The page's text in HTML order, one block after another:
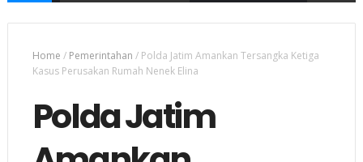
Home / Pemerintahan / Polda Jatim Amankan Tersangka Ketiga
Kasus Perusakan Rumah Nenek Elina
Polda Jatim